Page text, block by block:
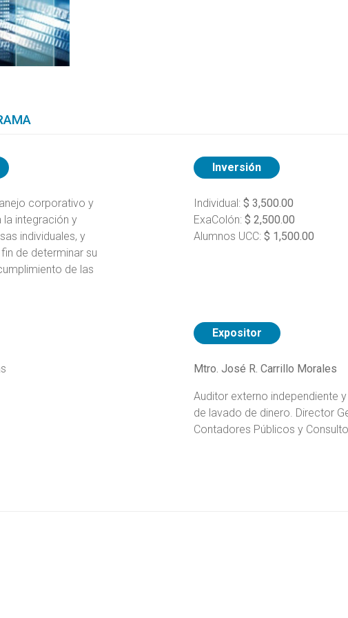
corporativo y
integración y
individuales, y
de determinar su
de las
Inversión
Individual: $ 3,500.00
ExaColón: $ 2,500.00
Alumnos UCC: $ 1,500.00
Expositor
Mtro. José R. Carrillo Morales
Auditor externo independiente
de lavado de dinero. Director
Contadores Públicos y